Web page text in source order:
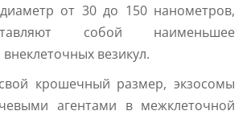
от 30 до 150 нанометров,
собой наименьшее
везикул.
крошечный размер, экзосомы
агентами в межклеточной